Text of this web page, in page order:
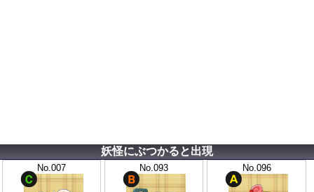
妖怪にぶつかると出現
No.007 No.093 No.096